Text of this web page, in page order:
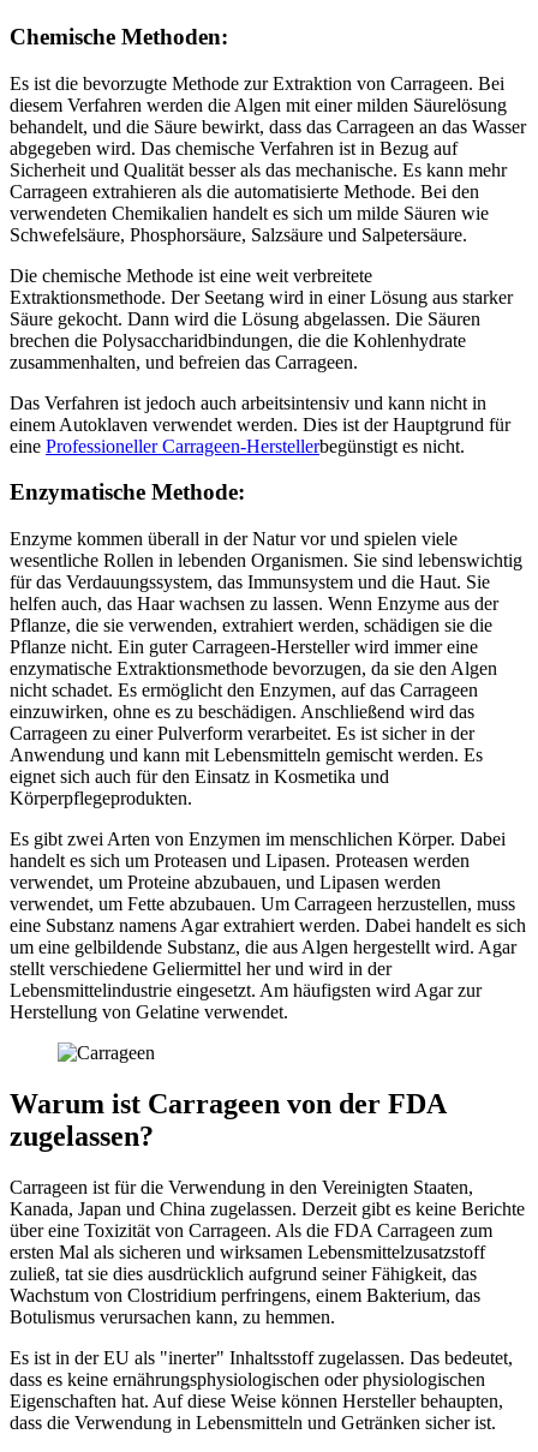
Chemische Methoden:
Es ist die bevorzugte Methode zur Extraktion von Carrageen. Bei
diesem Verfahren werden die Algen mit einer milden Säurelösung
behandelt, und die Säure bewirkt, dass das Carrageen an das Wasser
abgegeben wird. Das chemische Verfahren ist in Bezug auf
Sicherheit und Qualität besser als das mechanische. Es kann mehr
Carrageen extrahieren als die automatisierte Methode. Bei den
verwendeten Chemikalien handelt es sich um milde Säuren wie
Schwefelsäure, Phosphorsäure, Salzsäure und Salpetersäure.
Die chemische Methode ist eine weit verbreitete
Extraktionsmethode. Der Seetang wird in einer Lösung aus starker
Säure gekocht. Dann wird die Lösung abgelassen. Die Säuren
brechen die Polysaccharidbindungen, die die Kohlenhydrate
zusammenhalten, und befreien das Carrageen.
Das Verfahren ist jedoch auch arbeitsintensiv und kann nicht in
einem Autoklaven verwendet werden. Dies ist der Hauptgrund für
eine Professioneller Carrageen-Herstellerbegünstigt es nicht.
Enzymatische Methode:
Enzyme kommen überall in der Natur vor und spielen viele
wesentliche Rollen in lebenden Organismen. Sie sind lebenswichtig
für das Verdauungssystem, das Immunsystem und die Haut. Sie
helfen auch, das Haar wachsen zu lassen. Wenn Enzyme aus der
Pflanze, die sie verwenden, extrahiert werden, schädigen sie die
Pflanze nicht. Ein guter Carrageen-Hersteller wird immer eine
enzymatische Extraktionsmethode bevorzugen, da sie den Algen
nicht schadet. Es ermöglicht den Enzymen, auf das Carrageen
einzuwirken, ohne es zu beschädigen. Anschließend wird das
Carrageen zu einer Pulverform verarbeitet. Es ist sicher in der
Anwendung und kann mit Lebensmitteln gemischt werden. Es
eignet sich auch für den Einsatz in Kosmetika und
Körperpflegeprodukten.
Es gibt zwei Arten von Enzymen im menschlichen Körper. Dabei
handelt es sich um Proteasen und Lipasen. Proteasen werden
verwendet, um Proteine abzubauen, und Lipasen werden
verwendet, um Fette abzubauen. Um Carrageen herzustellen, muss
eine Substanz namens Agar extrahiert werden. Dabei handelt es sich
um eine gelbildende Substanz, die aus Algen hergestellt wird. Agar
stellt verschiedene Geliermittel her und wird in der
Lebensmittelindustrie eingesetzt. Am häufigsten wird Agar zur
Herstellung von Gelatine verwendet.
Warum ist Carrageen von der FDA
zugelassen?
Carrageen ist für die Verwendung in den Vereinigten Staaten,
Kanada, Japan und China zugelassen. Derzeit gibt es keine Berichte
über eine Toxizität von Carrageen. Als die FDA Carrageen zum
ersten Mal als sicheren und wirksamen Lebensmittelzusatzstoff
zuließ, tat sie dies ausdrücklich aufgrund seiner Fähigkeit, das
Wachstum von Clostridium perfringens, einem Bakterium, das
Botulismus verursachen kann, zu hemmen.
Es ist in der EU als "inerter" Inhaltsstoff zugelassen. Das bedeutet,
dass es keine ernährungsphysiologischen oder physiologischen
Eigenschaften hat. Auf diese Weise können Hersteller behaupten,
dass die Verwendung in Lebensmitteln und Getränken sicher ist.